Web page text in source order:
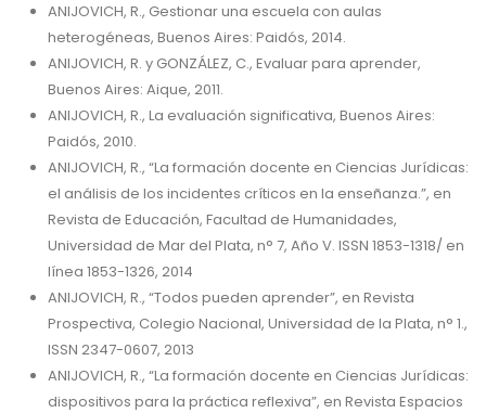
ANIJOVICH, R., Gestionar una escuela con aulas
heterogéneas, Buenos Aires: Paidós, 2014.
ANIJOVICH, R. y GONZÁLEZ, C., Evaluar para aprender,
Buenos Aires: Aique, 2011.
ANIJOVICH, R., La evaluación significativa, Buenos Aires:
Paidós, 2010.
ANIJOVICH, R., “La formación docente en Ciencias Jurídicas:
el análisis de los incidentes críticos en la enseñanza.”, en
Revista de Educación, Facultad de Humanidades,
Universidad de Mar del Plata, n° 7, Año V. ISSN 1853-1318/ en
línea 1853-1326, 2014
ANIJOVICH, R., “Todos pueden aprender”, en Revista
Prospectiva, Colegio Nacional, Universidad de la Plata, n° 1.,
ISSN 2347-0607, 2013
ANIJOVICH, R., “La formación docente en Ciencias Jurídicas:
dispositivos para la práctica reflexiva”, en Revista Espacios